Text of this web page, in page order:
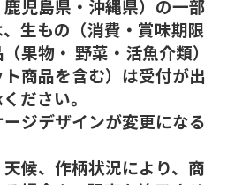
児島県・沖縄県）の一部
生もの（消費・賞味期限
果物・ 野菜・活魚介類）
商品を含む）は受付が出
ださい。
ジデザインが変更になる
候、作柄状況により、商